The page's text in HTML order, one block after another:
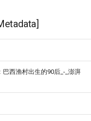
西渔村出生的90后_-_澎湃